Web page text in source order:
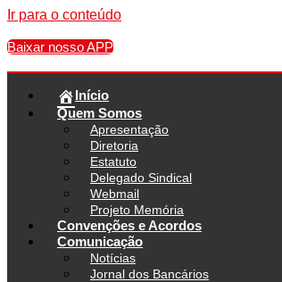
Ir para o conteúdo
Baixar nosso APP
Início
Quem Somos
Apresentação
Diretoria
Estatuto
Delegado Sindical
Webmail
Projeto Memória
Convenções e Acordos
Comunicação
Notícias
Jornal dos Bancários